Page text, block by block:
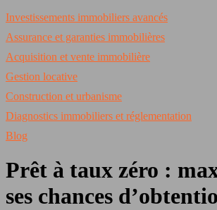
Investissements immobiliers avancés
Assurance et garanties immobilières
Acquisition et vente immobilière
Gestion locative
Construction et urbanisme
Diagnostics immobiliers et réglementation
Blog
Prêt à taux zéro :
ses chances